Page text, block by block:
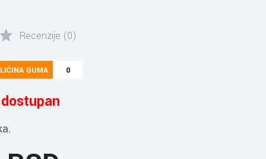
Recenzije (0)
GUMA 0